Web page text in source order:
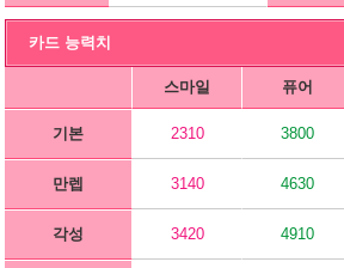
카드 능력치
스마일 퓨어
기본 2310 3800
만렙 3140 4630
각성 3420 4910